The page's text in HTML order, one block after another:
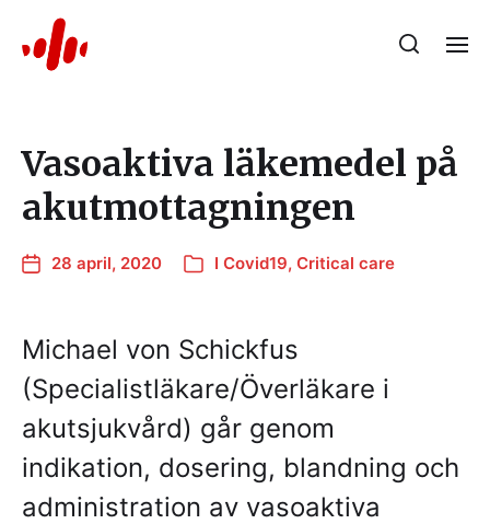
Vasoaktiva läkemedel på
akutmottagningen
28 april, 2020 I Covid19, Critical care
Michael von Schickfus
(Specialistläkare/Överläkare i
akutsjukvård) går genom
indikation, dosering, blandning och
administration av vasoaktiva